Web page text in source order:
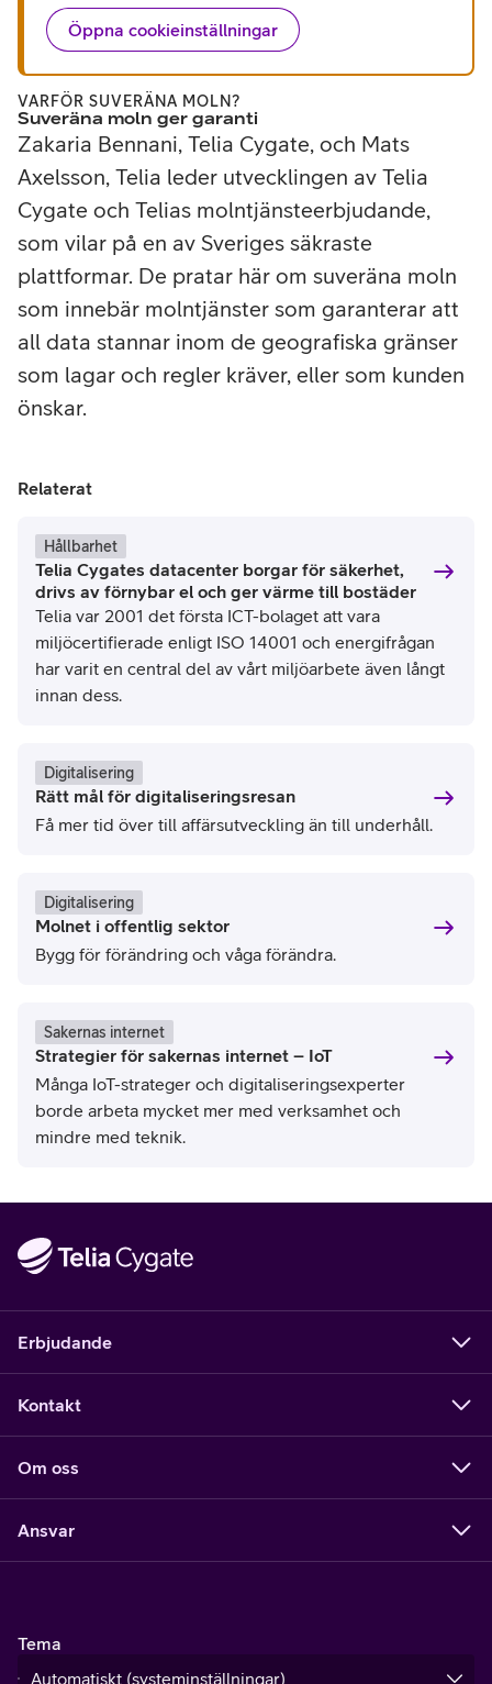
Öppna cookieinställningar
VARFÖR SUVERÄNA MOLN?
Suveräna moln ger garanti
Zakaria Bennani, Telia Cygate, och Mats
Axelsson, Telia leder utvecklingen av Telia
Cygate och Telias molntjänsteerbjudande,
som vilar på en av Sveriges säkraste
plattformar. De pratar här om suveräna moln
som innebär molntjänster som garanterar att
all data stannar inom de geografiska gränser
som lagar och regler kräver, eller som kunden
önskar.
Relaterat
Hållbarhet
Telia Cygates datacenter borgar för säkerhet,
drivs av förnybar el och ger värme till bostäder
Telia var 2001 det första ICT-bolaget att vara
miljöcertifierade enligt ISO 14001 och energifrågan
har varit en central del av vårt miljöarbete även långt
innan dess.
Digitalisering
Rätt mål för digitaliseringsresan
Få mer tid över till affärsutveckling än till underhåll.
Digitalisering
Molnet i offentlig sektor
Bygg för förändring och våga förändra.
Sakernas internet
Strategier för sakernas internet – IoT
Många IoT-strateger och digitaliseringsexperter
borde arbeta mycket mer med verksamhet och
mindre med teknik.
Erbjudande
Kontakt
Om oss
Ansvar
Tema